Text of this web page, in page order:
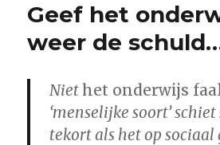
Geef het
weer de
Niethet onderwijs
‘menselijke soort’
tekort als het op sociaal